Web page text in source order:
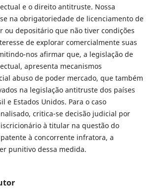
e o direito antitruste. Nossa
na obrigatoriedade de licenciamento de
ou depositário que não tiver condições
de explorar comercialmente suas
nos afirmar que, a legislação de
apresenta mecanismos
abuso de poder mercado, que também
na legislação antitruste dos países
e Estados Unidos. Para o caso
critica-se decisão judicial por
à titular na questão do
à concorrente infratora, a
punitivo dessa medida.